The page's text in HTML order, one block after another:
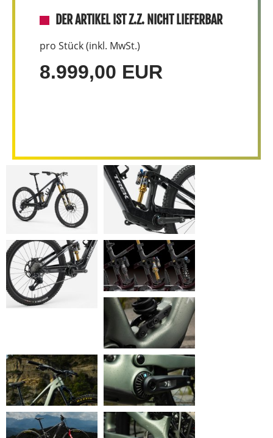
DER ARTIKEL IST Z.Z. NICHT LIEFERBAR
pro Stück (inkl. MwSt.)
8.999,00 EUR